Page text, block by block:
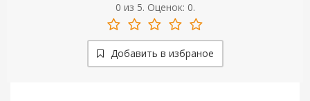
0 из 5. Оценок: 0.
Добавить в избраное